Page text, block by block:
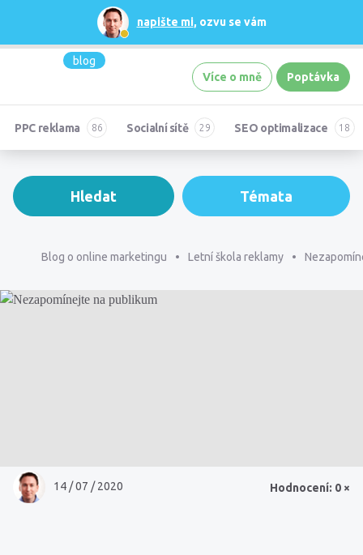
napište mi, ozvu se vám
blog
Více o mně
Poptávka
PPC reklama Socialní sítě SEO optimalizace
Blog o online marketingu Letní škola reklamy
14 / 07 / 2020 Hodnocení: 0 ×
Hledat Témata